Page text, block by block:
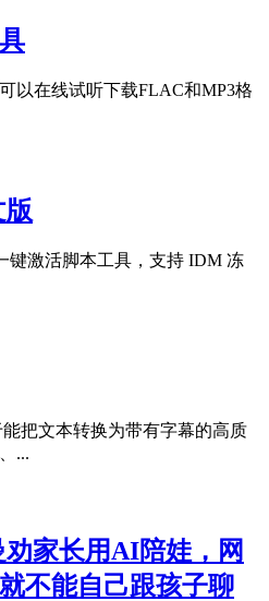
以在线试听下载FLAC和MP3格
键激活脚本工具，支持 IDM 冻
把文本转换为带有字幕的高质
...
家长用AI陪娃，网
不能自己跟孩子聊